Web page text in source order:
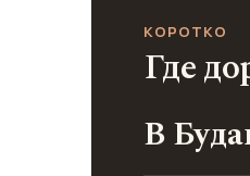
КОРОТКО
Где
В